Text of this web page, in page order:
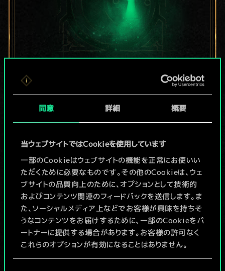
同意 詳細 概要
当ウェブサイトではCookieを使用しています
一部のCookieはウェブサイトの機能を正常にお使いい
ただくために必要なものです。その他のCookieは、ウェ
ブサイトの品質向上のために、オプションとして技術的
およびコンテンツ関連のフィードバックを送信します。ま
た、ソーシャルメディア上などでお客様が興味を持ちそ
うなコンテンツをお届けするために、一部のCookieをパ
ートナーに提供する場合があります。お客様の許可なく
これらのオプションが有効になることはありません。
現在はまだこれし
か共有デッキがあ
りませんが、
続々追加中！
デッキ名入力＆ガイドを作成
デッキを編集
/